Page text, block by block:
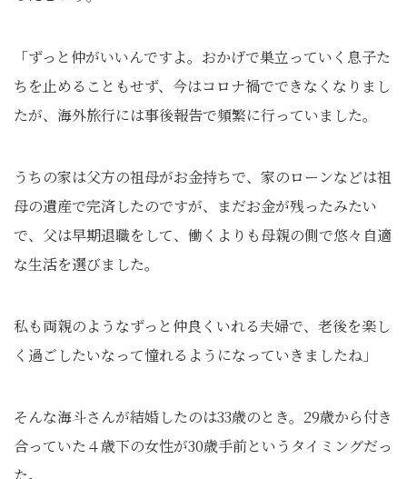
「ずっと仲がいいんですよ。おかげで巣立っていく息子た
ちを止めることもせず、今はコロナ禍でできなくなりまし
たが、海外旅行には事後報告で頻繁に行っていました。
うちの家は父方の祖母がお金持ちで、家のローンなどは祖
母の遺産で完済したのですが、まだお金が残ったみたい
で、父は早期退職をして、働くよりも母親の側で悠々自適
な生活を選びました。
私も両親のようなずっと仲良くいれる夫婦で、老後を楽し
く過ごしたいなって憧れるようになっていきましたね」
そんな海斗さんが結婚したのは33歳のとき。29歳から付き
合っていた４歳下の女性が30歳手前というタイミングだっ